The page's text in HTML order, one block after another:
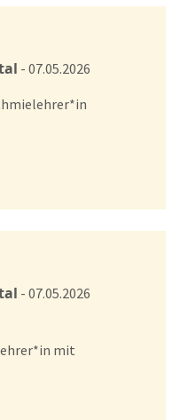
- 07.05.2026
- 07.05.2026
mit